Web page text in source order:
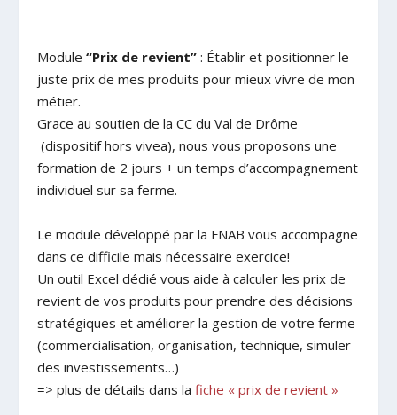
Module“Prix de revient” : Établir et positionner le
juste prix de mes produits pour mieux vivre de mon
métier.
Grace au soutien de la CC du Val de Drôme
(dispositif hors vivea), nous vous proposons une
formation de 2 jours + un temps d’accompagnement
individuel sur sa ferme.
Le module développé par la FNAB vous accompagne
dans ce difficile mais nécessaire exercice!
Un outil Excel dédié vous aide à calculer les prix de
revient de vos produits pour prendre des décisions
stratégiques et améliorer la gestion de votre ferme
(commercialisation, organisation, technique, simuler
des investissements…)
=> plus de détails dans lafiche « prix de revient »